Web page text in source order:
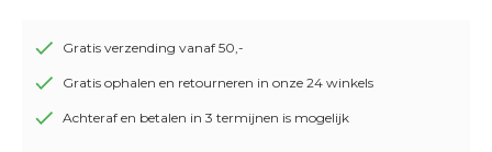
Gratis verzending vanaf 50,-
Gratis ophalen en retourneren in onze 24 winkels
Achteraf en betalen in 3 termijnen is mogelijk